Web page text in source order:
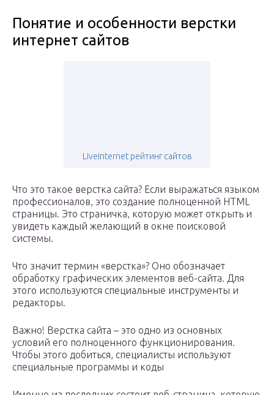
Понятие и особенности верстки
интернет сайтов
Liveinternet рейтинг сайтов
Что это такое верстка сайта? Если выражаться языком
профессионалов, это создание полноценной HTML
страницы. Это страничка, которую может открыть и
увидеть каждый желающий в окне поисковой
системы.
Что значит термин «верстка»? Оно обозначает
обработку графических элементов веб-сайта. Для
этого используются специальные инструменты и
редакторы.
Важно! Верстка сайта – это одно из основных
условий его полноценного функционирования.
Чтобы этого добиться, специалисты используют
специальные программы и коды